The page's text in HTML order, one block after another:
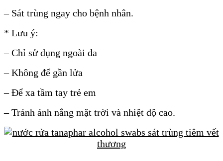
– Sát trùng ngay cho bệnh nhân.
* Lưu ý:
– Chỉ sử dụng ngoài da
– Không để gần lửa
– Để xa tầm tay trẻ em
– Tránh ánh nắng mặt trời và nhiệt độ cao.